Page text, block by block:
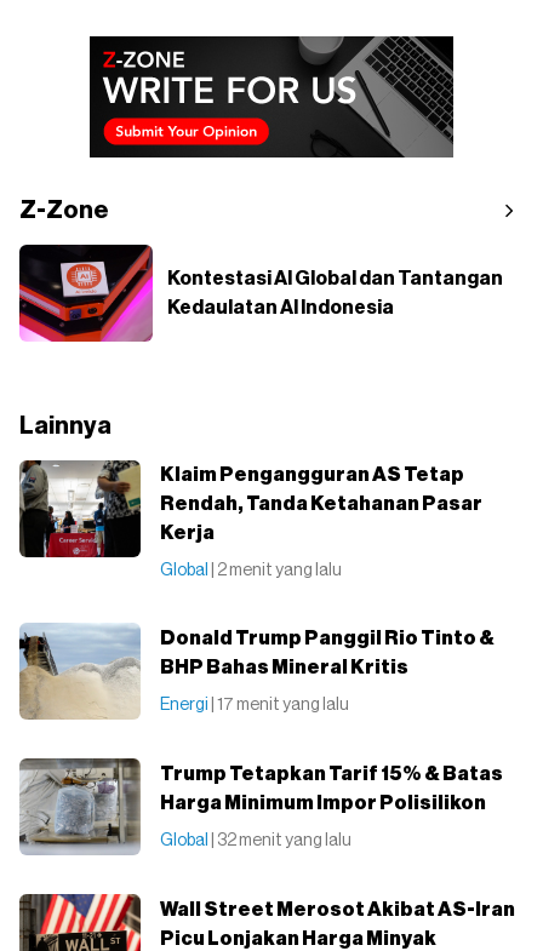
Z-Zone
Kontestasi AI Global dan Tantangan
Kedaulatan AI Indonesia
Lainnya
Klaim Pengangguran AS Tetap
Rendah, Tanda Ketahanan Pasar
Kerja
Global | 2 menit yang lalu
Donald Trump Panggil Rio Tinto &
BHP Bahas Mineral Kritis
Energi | 17 menit yang lalu
Trump Tetapkan Tarif 15% & Batas
Harga Minimum Impor Polisilikon
Global | 32 menit yang lalu
Wall Street Merosot Akibat AS-Iran
Picu Lonjakan Harga Minyak